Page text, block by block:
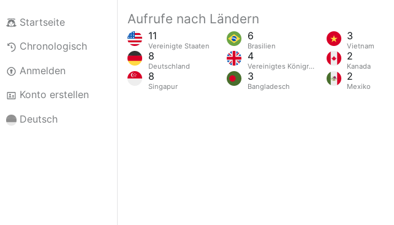
Startseite
Chronologisch
Anmelden
Konto erstellen
Deutsch
Aufrufe nach Ländern
11
Vereinigte Staaten
8
Deutschland
8
Singapur
6
Brasilien
4
Vereinigtes Königreich
3
Bangladesch
3
Vietnam
2
Kanada
2
Mexiko